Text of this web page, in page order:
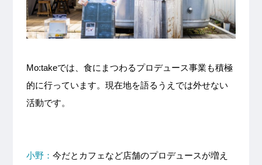
Mo:takeでは、食にまつわるプロデュース事業も積極
的に行っています。現在地を語るうえでは外せない
活動です。
小野： 今だとカフェなど店舗のプロデュースが増え